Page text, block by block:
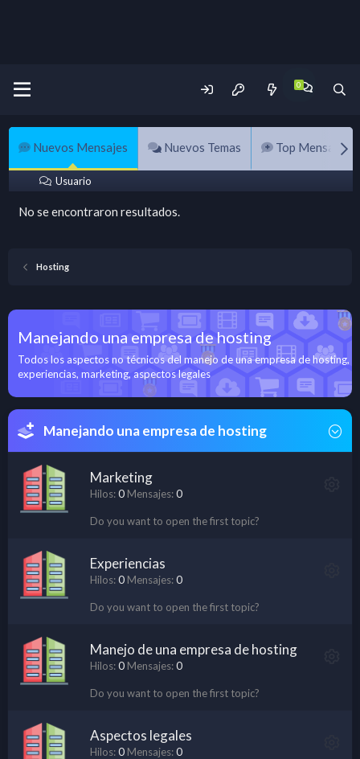
Nuevos Mensajes Nuevos Temas Top Mensajes
Usuario
No se encontraron resultados.
Hosting
Manejando una empresa de hosting
Todos los aspectos no técnicos del manejo de una empresa de hosting,
experiencias, marketing, aspectos legales
Manejando una empresa de hosting
Marketing
Hilos 0 Mensajes 0
Do you want to open the first topic?
Experiencias
Hilos 0 Mensajes 0
Do you want to open the first topic?
Manejo de una empresa de hosting
Hilos 0 Mensajes 0
Do you want to open the first topic?
Aspectos legales
Hilos 0 Mensajes 0